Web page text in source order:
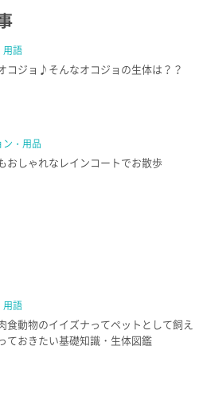
用語
コジョ♪そんなオコジョの生体は？？
ン・用品
おしゃれなレインコートでお散歩
用語
食動物のイイズナってペットとして飼え
ておきたい基礎知識・生体図鑑